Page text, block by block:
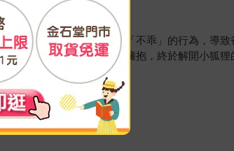
子產生焦慮，擔心自己「不乖」的行為，導
柔且篤定的答覆和大大擁抱，終於解開小狐